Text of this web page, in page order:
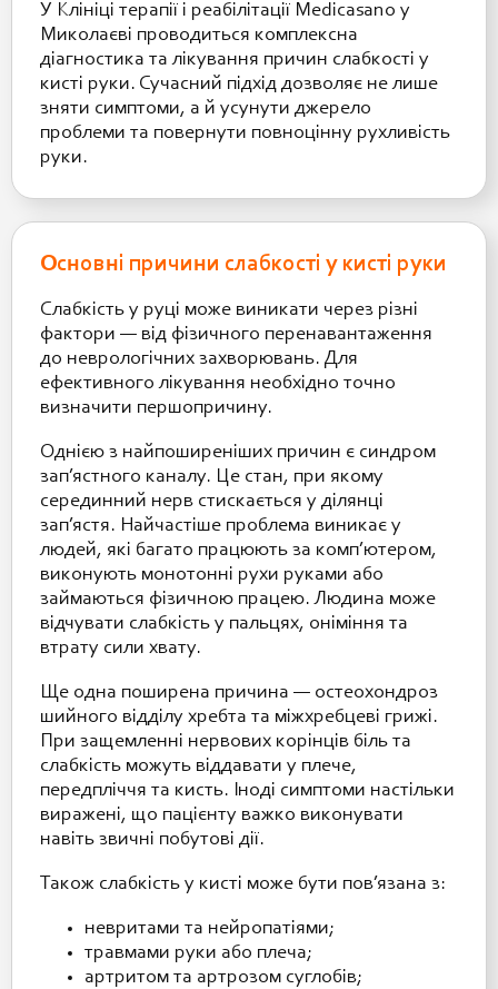
У Клініці терапії і реабілітації Medicasano у
Миколаєві проводиться комплексна
діагностика та лікування причин слабкості у
кисті руки. Сучасний підхід дозволяє не лише
зняти симптоми, а й усунути джерело
проблеми та повернути повноцінну рухливість
руки.
Основні причини слабкості у кисті руки
Слабкість у руці може виникати через різні
фактори — від фізичного перенавантаження
до неврологічних захворювань. Для
ефективного лікування необхідно точно
визначити першопричину.
Однією з найпоширеніших причин є синдром
зап’ястного каналу. Це стан, при якому
серединний нерв стискається у ділянці
зап’ястя. Найчастіше проблема виникає у
людей, які багато працюють за комп’ютером,
виконують монотонні рухи руками або
займаються фізичною працею. Людина може
відчувати слабкість у пальцях, оніміння та
втрату сили хвату.
Ще одна поширена причина — остеохондроз
шийного відділу хребта та міжхребцеві грижі.
При защемленні нервових корінців біль та
слабкість можуть віддавати у плече,
передпліччя та кисть. Іноді симптоми настільки
виражені, що пацієнту важко виконувати
навіть звичні побутові дії.
Також слабкість у кисті може бути пов’язана з:
невритами та нейропатіями;
травмами руки або плеча;
артритом та артрозом суглобів;